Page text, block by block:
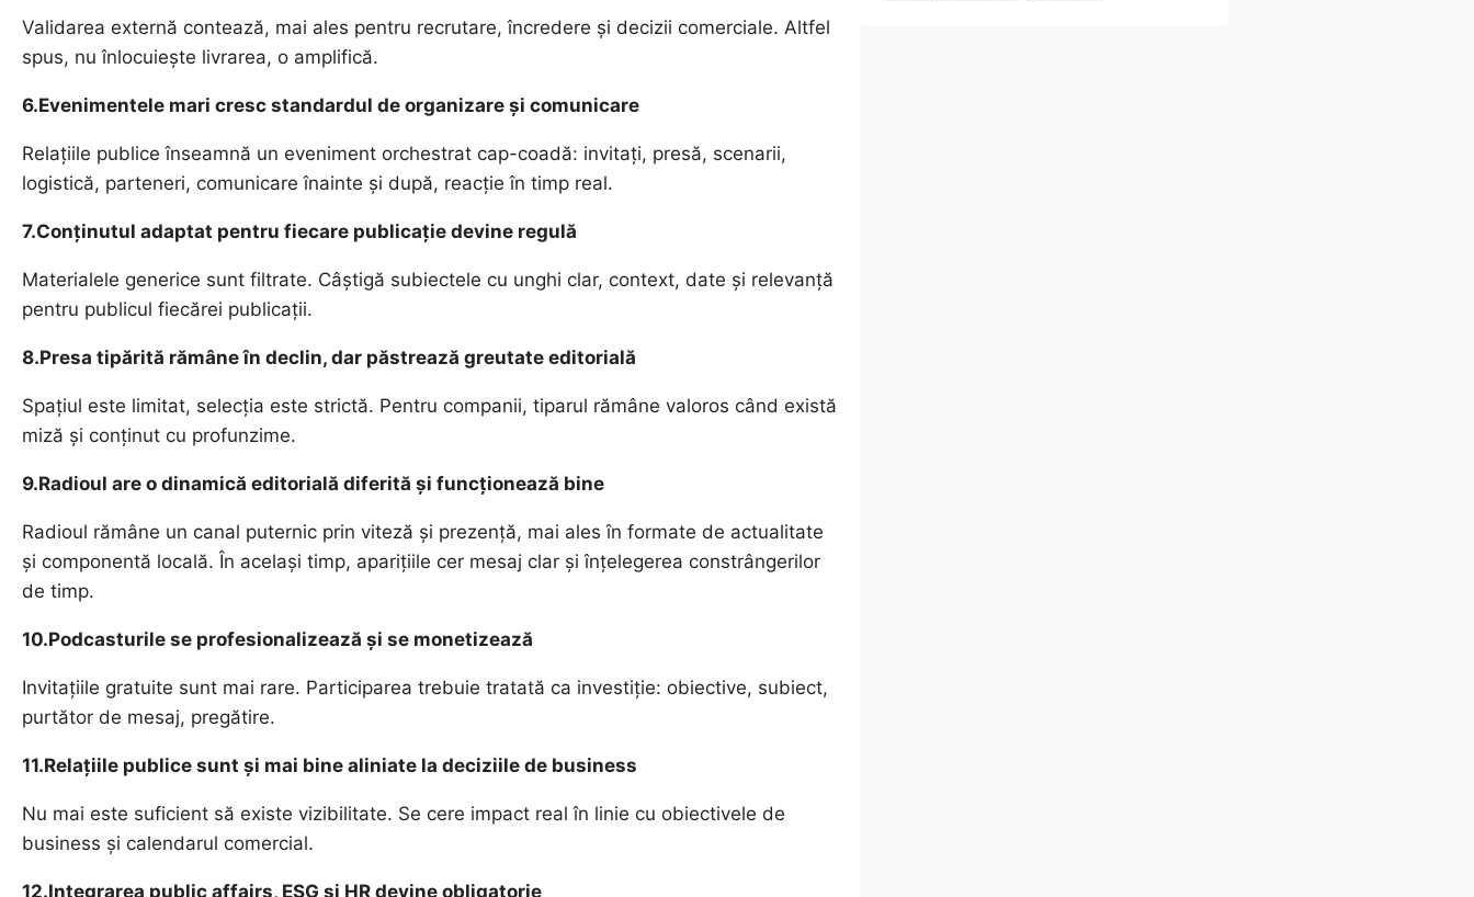
Validarea externă contează, mai ales pentru recrutare, încredere și decizii comerciale. Altfel
spus, nu înlocuiește livrarea, o amplifică.
6.Evenimentele mari cresc standardul de organizare și comunicare
Relațiile publice înseamnă un eveniment orchestrat cap-coadă: invitați, presă, scenarii,
logistică, parteneri, comunicare înainte și după, reacție în timp real.
7.Conținutul adaptat pentru fiecare publicație devine regulă
Materialele generice sunt filtrate. Câștigă subiectele cu unghi clar, context, date și relevanță
pentru publicul fiecărei publicații.
8.Presa tipărită rămâne în declin, dar păstrează greutate editorială
Spațiul este limitat, selecția este strictă. Pentru companii, tiparul rămâne valoros când există
miză și conținut cu profunzime.
9.Radioul are o dinamică editorială diferită și funcționează bine
Radioul rămâne un canal puternic prin viteză și prezență, mai ales în formate de actualitate
și componentă locală. În același timp, aparițiile cer mesaj clar și înțelegerea constrângerilor
de timp.
10.Podcasturile se profesionalizează și se monetizează
Invitațiile gratuite sunt mai rare. Participarea trebuie tratată ca investiție: obiective, subiect,
purtător de mesaj, pregătire.
11.Relațiile publice sunt și mai bine aliniate la deciziile de business
Nu mai este suficient să existe vizibilitate. Se cere impact real în linie cu obiectivele de
business și calendarul comercial.
12.Integrarea public affairs, ESG și HR devine obligatorie